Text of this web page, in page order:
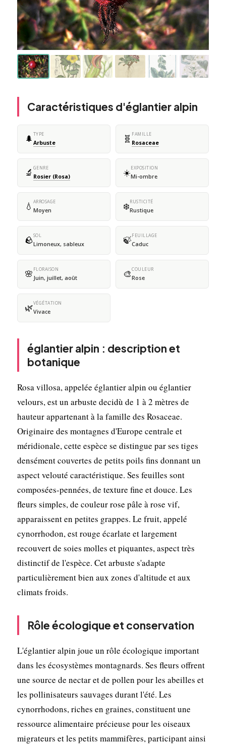
Caractéristiques d'églantier alpin
🌲 TYPE
Arbuste 🧬 FAMILLE
Rosaceae
🔬 GENRE
Rosier (Rosa) ☀️EXPOSITION
Mi-ombre
💧 ARROSAGE
Moyen ❄️RUSTICITÉ
Rustique
🪨SOL
Limoneux, sableux 🍃FEUILLAGE
Caduc
🌸 FLORAISON
Juin, juillet, août 🎨COULEUR
Rose
🌿VÉGÉTATION
Vivace
églantier alpin : description et
botanique
Rosa villosa, appelée églantier alpin ou églantier
velours, est un arbuste decidù de 1 à 2 mètres de
hauteur appartenant à la famille des Rosaceae.
Originaire des montagnes d'Europe centrale et
méridionale, cette espèce se distingue par ses tiges
densément couvertes de petits poils fins donnant un
aspect velouté caractéristique. Ses feuilles sont
composées-pennées, de texture fine et douce. Les
fleurs simples, de couleur rose pâle à rose vif,
apparaissent en petites grappes. Le fruit, appelé
cynorrhodon, est rouge écarlate et largement
recouvert de soies molles et piquantes, aspect très
distinctif de l'espèce. Cet arbuste s'adapte
particulièrement bien aux zones d'altitude et aux
climats froids.
Rôle écologique et conservation
L'églantier alpin joue un rôle écologique important
dans les écosystèmes montagnards. Ses fleurs offrent
une source de nectar et de pollen pour les abeilles et
les pollinisateurs sauvages durant l'été. Les
cynorrhodons, riches en graines, constituent une
ressource alimentaire précieuse pour les oiseaux
migrateurs et les petits mammifères, participant ainsi